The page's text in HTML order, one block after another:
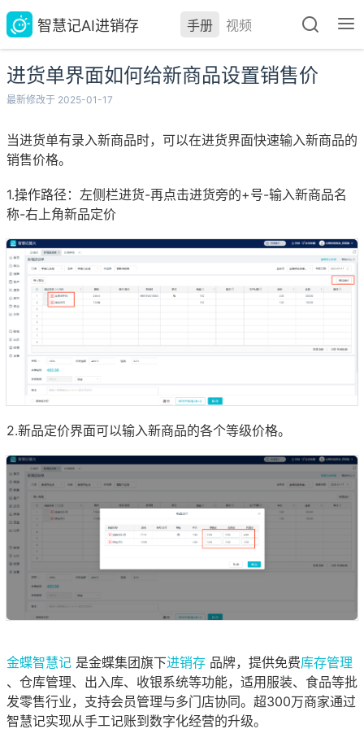
智慧记AI进销存 手册 视频
进货单界面如何给新商品设置销售价
最新修改于 2025-01-17
当进货单有录入新商品时，可以在进货界面快速输入新商品的
销售价格。
1.操作路径：左侧栏进货-再点击进货旁的+号-输入新商品名
称-右上角新品定价
2.新品定价界面可以输入新商品的各个等级价格。
金蝶智慧记 是金蝶集团旗下进销存 品牌，提供免费库存管理
、仓库管理、出入库、收银系统等功能，适用服装、食品等批
发零售行业，支持会员管理与多门店协同。超300万商家通过
智慧记实现从手工记账到数字化经营的升级。